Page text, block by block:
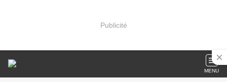
Publicité
MENU